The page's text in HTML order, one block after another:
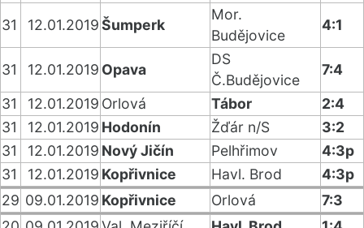
31
12.01.2019Šumperk
Mor.
Budějovice
4:1
31 12.01.2019 Opava
DS
Č.Budějovice
7:4
31
12.01.2019 Orlová Tábor
2:4
31
12.01.2019 Hodonín Žďár n/S
3:2
31
12.01.2019 Nový Jičín Pelhřimov
4:3p
31
12.01.2019 Kopřivnice Havl. Brod
4:3p
29 09.01.2019 Kopřivnice Orlová
7:3